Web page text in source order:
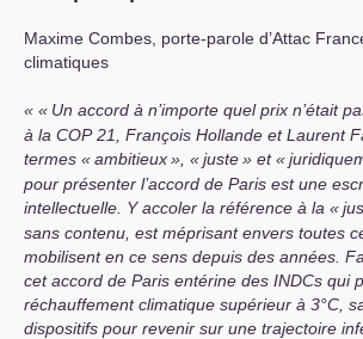
Maxime Combes, porte-parole d’Attac
climatiques
« Un accord à n’importe quel prix n’était
à la COP21, François Hollande et Laurent
termes «ambitieux», «juste» et «
pour présenter l’accord de Paris est une
intellectuelle. Y accoler la référence à la «
sans contenu, est méprisant envers toutes
mobilisent en ce sens depuis des années.
cet accord de Paris entérine des INDCs qui
réchauffement climatique supérieur à 3°C,
dispositifs pour revenir sur une trajectoire